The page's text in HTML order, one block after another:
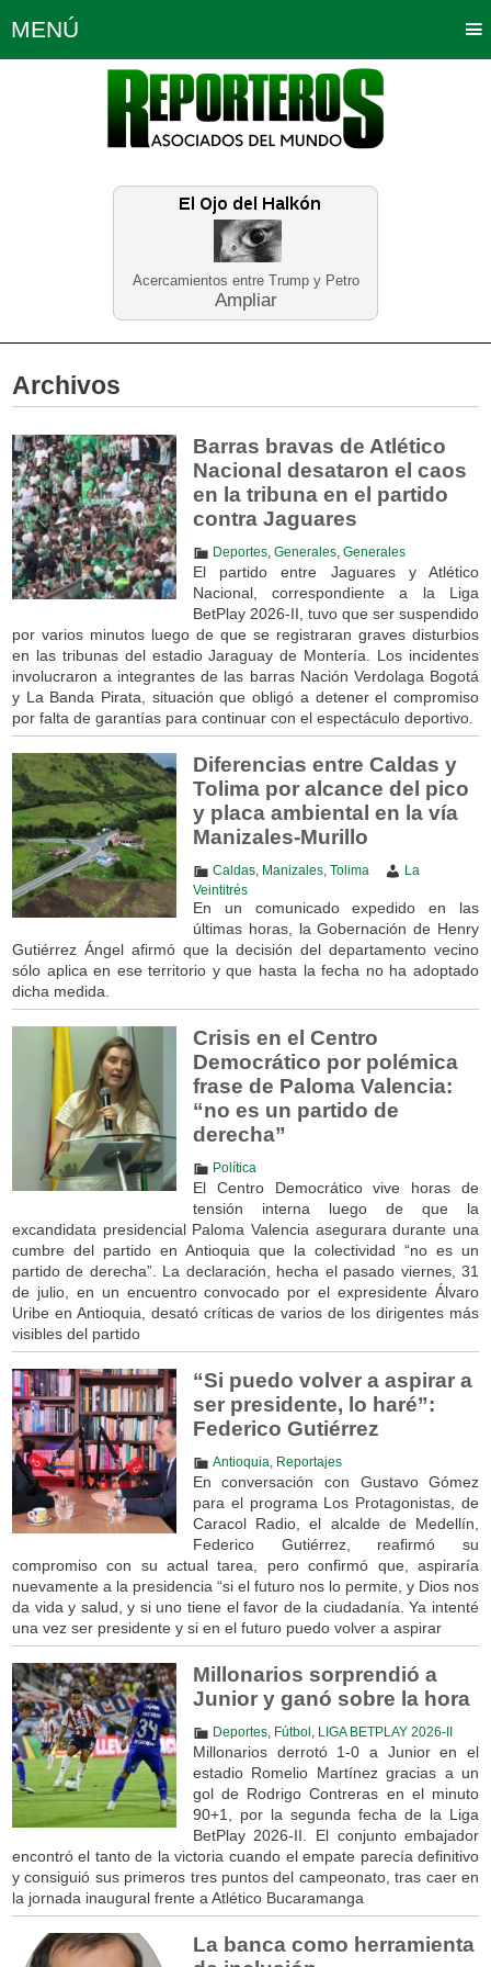
Acercamientos entre Trump y Petro
Ampliar
MENÚ
Política Opinión Bogotá
Planeta Tierra Deportes
Educación Neira
Archivos
Barras bravas de Atlético
Nacional desataron el caos
en la tribuna en el partido
contra Jaguares
Deportes, Generales, Generales
El partido entre Jaguares y Atlético
Nacional, correspondiente a la Liga
BetPlay 2026-II, tuvo que ser suspendido
por varios minutos luego de que se registraran graves disturbios
en las tribunas del estadio Jaraguay de Montería. Los incidentes
involucraron a integrantes de las barras Nación Verdolaga Bogotá
y La Banda Pirata, situación que obligó a detener el compromiso
por falta de garantías para continuar con el espectáculo deportivo.
Diferencias entre Caldas y
Tolima por alcance del pico
y placa ambiental en la vía
Manizales-Murillo
Caldas, Manizales, Tolima
La
Veintitrés
En un comunicado expedido en las
últimas horas, la Gobernación de Henry
Gutiérrez Ángel afirmó que la decisión del departamento vecino
sólo aplica en ese territorio y que hasta la fecha no ha adoptado
dicha medida.
Crisis en el Centro
Democrático por polémica
frase de Paloma Valencia:
“no es un partido de
derecha”
Política
El Centro Democrático vive horas de
tensión interna luego de que la
excandidata presidencial Paloma Valencia asegurara durante una
cumbre del partido en Antioquia que la colectividad “no es un
partido de derecha”. La declaración, hecha el pasado viernes, 31
de julio, en un encuentro convocado por el expresidente Álvaro
Uribe en Antioquia, desató críticas de varios de los dirigentes más
visibles del partido
“Si puedo volver a aspirar a
ser presidente, lo haré”:
Federico Gutiérrez
Antioquia Reportajes
En conversación con Gustavo Gómez
para el programa Los Protagonistas, de
Caracol Radio, el alcalde de Medellín,
Federico Gutiérrez, reafirmó su
compromiso con su actual tarea, pero confirmó que, aspiraría
nuevamente a la presidencia “si el futuro nos lo permite, y Dios nos
da vida y salud, y si uno tiene el favor de la ciudadanía. Ya intenté
una vez ser presidente y si en el futuro puedo volver a aspirar
Millonarios sorprendió a
Junior y ganó sobre la hora
Deportes, Fútbol LIGA BETPLAY 2026-II
Millonarios derrotó 1-0 a Junior en el
estadio Romelio Martínez gracias a un
gol de Rodrigo Contreras en el minuto
90+1, por la segunda fecha de la Liga
BetPlay 2026-II. El conjunto embajador
encontró el tanto de la victoria cuando el empate parecía definitivo
y consiguió sus primeros tres puntos del campeonato, tras caer en
la jornada inaugural frente a Atlético Bucaramanga
La banca como herramienta